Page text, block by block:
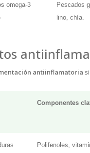
omega-3
Pescados
lino, chía.
antiinflamatoria
Componentes
Polifenoles,